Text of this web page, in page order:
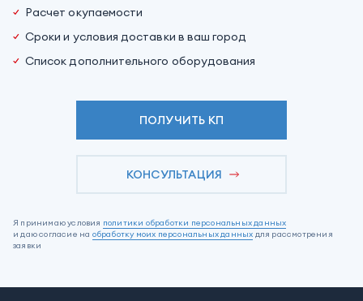
Расчет окупаемости
Сроки и условия доставки в ваш город
Список дополнительного оборудования
ПОЛУЧИТЬ КП
КОНСУЛЬТАЦИЯ
Я принимаю условия политики обработки персональных данных
и даю согласие на обработку моих персональных данных для рассмотрения
заявки